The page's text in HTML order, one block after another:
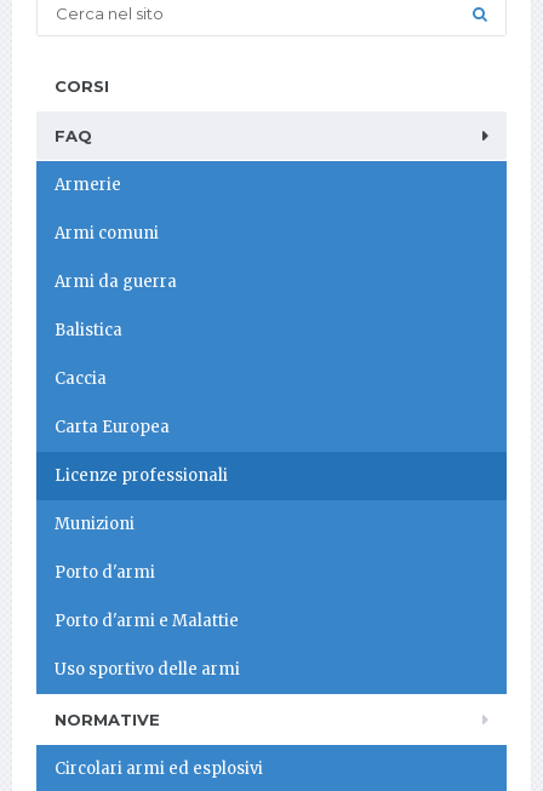
CORSI
FAQ
Armerie
Armi comuni
Armi da guerra
Balistica
Caccia
Carta Europea
Licenze professionali
Munizioni
Porto d'armi
Porto d'armi e Malattie
Uso sportivo delle armi
NORMATIVE
Circolari armi ed esplosivi